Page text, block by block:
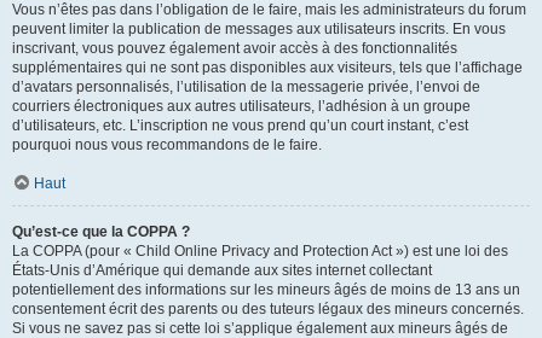
Vous n’êtes pas dans l’obligation de le faire, mais les administrateurs du forum
peuvent limiter la publication de messages aux utilisateurs inscrits. En vous
inscrivant, vous pouvez également avoir accès à des fonctionnalités
supplémentaires qui ne sont pas disponibles aux visiteurs, tels que l’affichage
d’avatars personnalisés, l’utilisation de la messagerie privée, l’envoi de
courriers électroniques aux autres utilisateurs, l’adhésion à un groupe
d’utilisateurs, etc. L’inscription ne vous prend qu’un court instant, c’est
pourquoi nous vous recommandons de le faire.
Haut
Qu’est-ce que la COPPA ?
La COPPA (pour « Child Online Privacy and Protection Act ») est une loi des
États-Unis d’Amérique qui demande aux sites internet collectant
potentiellement des informations sur les mineurs âgés de moins de 13 ans un
consentement écrit des parents ou des tuteurs légaux des mineurs concernés.
Si vous ne savez pas si cette loi s’applique également aux mineurs âgés de